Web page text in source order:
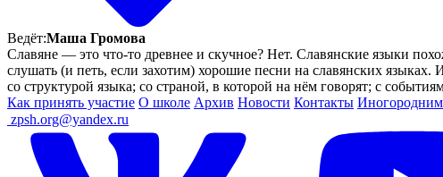
Ведёт:Маша Громова
Славяне — это что-то древнее и скучное? Нет. Славянские языки
слушать (и петь, если захотим) хорошие песни на славянских
со структурой языка; со страной, в которой на нём говорят; с
Как принять участие О школе Архив Новости Контакты Иногородним
zpsh.org@yandex.ru